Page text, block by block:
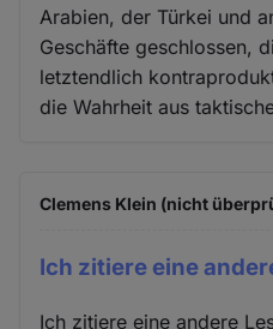
Arabien, der Türkei und
Geschäfte geschlossen,
letztendlich
die Wahrheit aus
Clemens Klein (nicht
Ich zitiere eine
Ich zitiere eine andere